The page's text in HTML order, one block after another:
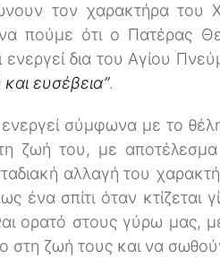
τον χαρακτήρα του
πούμε ότι ο Πατέρας
δια του Αγίου
ευσέβεια”.
σύμφωνα με το
ζωή του, με
αλλαγή του
σπίτι όταν κτίζεται
ορατό στους γύρω μας,
στη ζωή τους και να